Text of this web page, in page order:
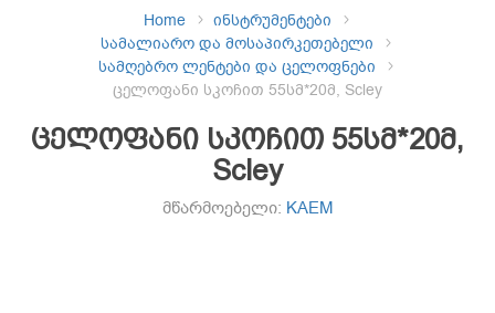
Home
ინსტრუმენტები
სამალიარო და მოსაპირკეთებელი
სამღებრო ლენტები და ცელოფნები
ცელოფანი სკოჩით 55სმ*20მ, Scley
ცელოფანი სკოჩით 55სმ*20მ,
Scley
მწარმოებელი: KAEM